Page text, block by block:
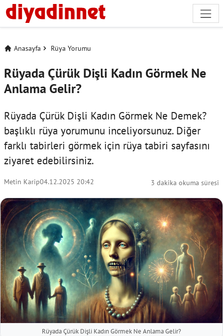
Anasayfa Rüya Yorumu
Rüyada Çürük Dişli Kadın Görmek Ne
Anlama Gelir?
Rüyada Çürük Dişli Kadın Görmek Ne Demek?
başlıklı rüya yorumunu inceliyorsunuz. Diğer
farklı tabirleri görmek için rüya tabiri sayfasını
ziyaret edebilirsiniz.
Metin Karip04.12.2025 20:42 3 dakika okuma süresi
Rüyada Çürük Dişli Kadın Görmek Ne Anlama Gelir?